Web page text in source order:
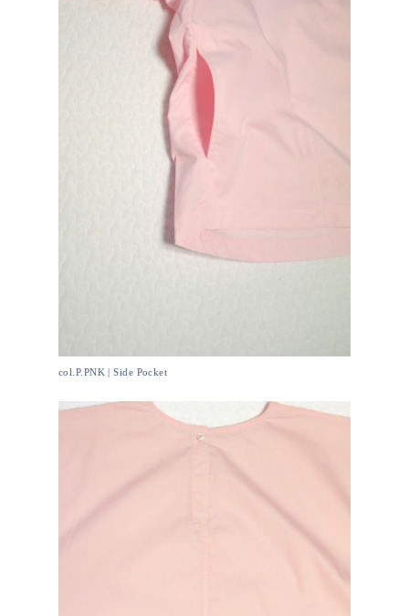
col.P.PNK | Side Pocket